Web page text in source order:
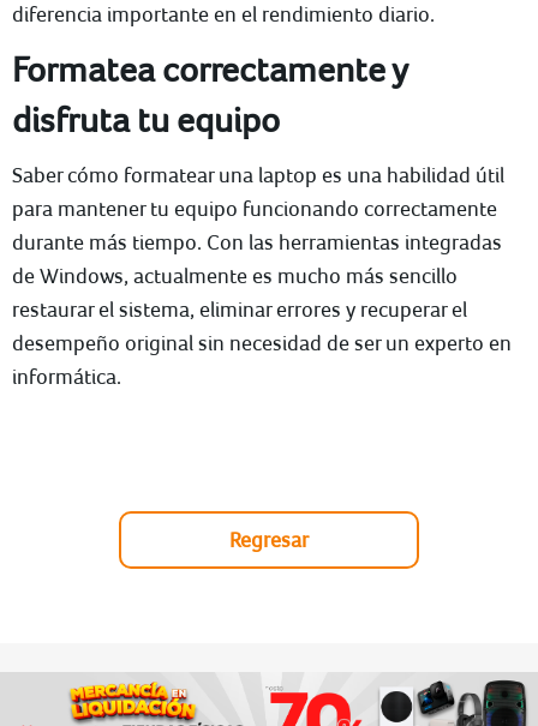
diferencia importante en el rendimiento diario.
Formatea correctamente y
disfruta tu equipo
Saber cómo formatear una laptop es una habilidad útil
para mantener tu equipo funcionando correctamente
durante más tiempo. Con las herramientas integradas
de Windows, actualmente es mucho más sencillo
restaurar el sistema, eliminar errores y recuperar el
desempeño original sin necesidad de ser un experto en
informática.
Regresar